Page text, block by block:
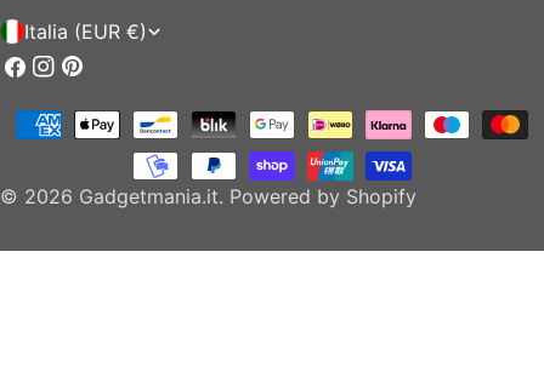
P
a
e
Italia (EUR €)
Facebook
Instagram
Pinterest
© 2026 Gadgetmania.it. Powered by Shopify
Modalità
pagamento